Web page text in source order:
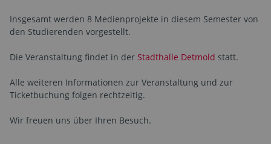
Insgesamt werden 8 Medienprojekte in diesem Semester von
den Studierenden vorgestellt.
Die Veranstaltung findet in der Stadthalle Detmold statt.
Alle weiteren Informationen zur Veranstaltung und zur
Ticketbuchung folgen rechtzeitig.
Wir freuen uns über Ihren Besuch.